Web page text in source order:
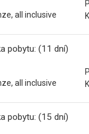
all inclusive
pobytu: (11 dní)
all inclusive
pobytu: (15 dní)